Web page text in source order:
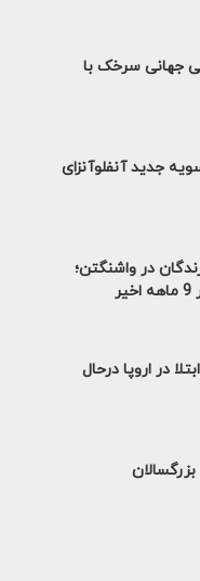
جهانی سرخک با
جدید آنفلوآنزای
در واشنگتن؛
در اروپا درحال